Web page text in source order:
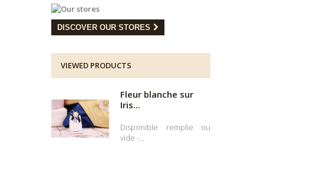
DISCOVER OUR STORES
VIEWED PRODUCTS
Fleur blanche sur
Iris...
Disponible remplie ou
vide -...